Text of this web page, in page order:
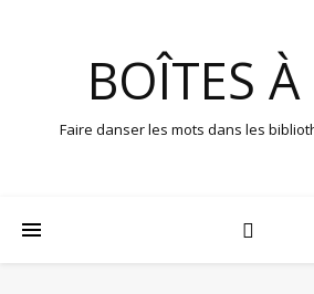
BOÎTES À
Faire danser les mots dans les